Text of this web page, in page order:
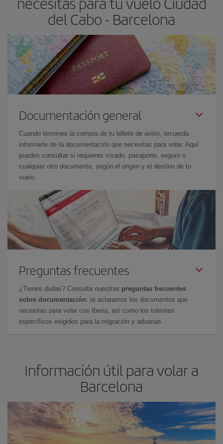
el precio más barato.
del Cabo - Barcelona
Documentación general
Cuando termines la compra de tu billete de avión, recuerda
informarte de la documentación que necesitas para volar. Aquí
puedes consultar si requieres visado, pasaporte, seguro o
cualquier otro documento, según el origen y el destino de tu
vuelo.
Preguntas frecuentes
¿Tienes dudas? Consulta nuestras preguntas frecuentes
sobre documentación: te aclaramos los documentos que
necesitas para volar con Iberia, así como los trámites
específicos exigidos para la migración y aduanas.
Información útil para volar a
Barcelona